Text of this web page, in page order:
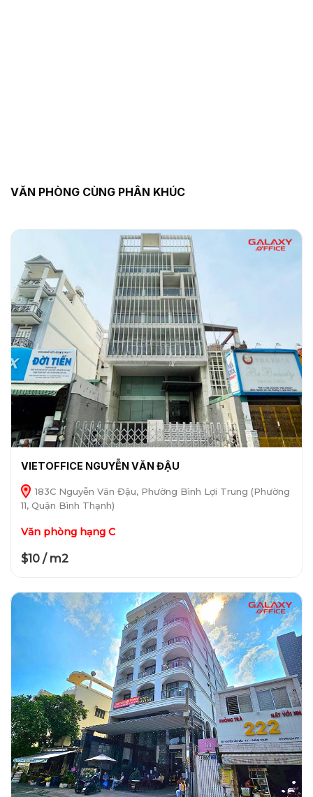
VĂN PHÒNG CÙNG PHÂN KHÚC
VIETOFFICE NGUYỄN VĂN ĐẬU
183C Nguyễn Văn Đậu, Phường Bình Lợi Trung (Phường
11, Quận Bình Thạnh)
Văn phòng hạng C
$10 / m2